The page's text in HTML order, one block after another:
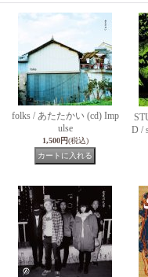
folks / あたたかい (cd) Imp
ulse
1,500円(税込)
D /